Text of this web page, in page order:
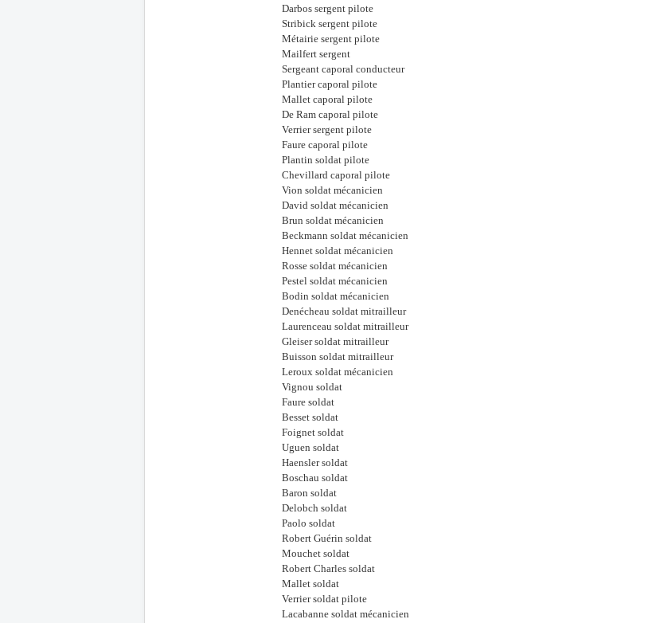
Darbos sergent pilote
Stribick sergent pilote
Métairie sergent pilote
Mailfert sergent
Sergeant caporal conducteur
Plantier caporal pilote
Mallet caporal pilote
De Ram caporal pilote
Verrier sergent pilote
Faure caporal pilote
Plantin soldat pilote
Chevillard caporal pilote
Vion soldat mécanicien
David soldat mécanicien
Brun soldat mécanicien
Beckmann soldat mécanicien
Hennet soldat mécanicien
Rosse soldat mécanicien
Pestel soldat mécanicien
Bodin soldat mécanicien
Denécheau soldat mitrailleur
Laurenceau soldat mitrailleur
Gleiser soldat mitrailleur
Buisson soldat mitrailleur
Leroux soldat mécanicien
Vignou soldat
Faure soldat
Besset soldat
Foignet soldat
Uguen soldat
Haensler soldat
Boschau soldat
Baron soldat
Delobch soldat
Paolo soldat
Robert Guérin soldat
Mouchet soldat
Robert Charles soldat
Mallet soldat
Verrier soldat pilote
Lacabanne soldat mécanicien